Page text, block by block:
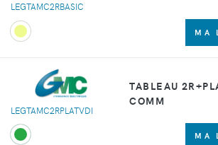
LEGTAMC2RBASIC
MA
LEGTAMC2RPLATVDI
TABLEAU
COMM
MA